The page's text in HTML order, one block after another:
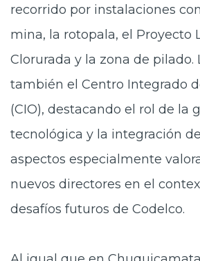
recorrido por instalaciones
mina, la rotopala, el Proyecto
Clorurada y la zona de pilado.
también el Centro Integrado
(CIO), destacando el rol de la
tecnológica y la integración
aspectos especialmente
nuevos directores en el
desafíos futuros de Codelco.